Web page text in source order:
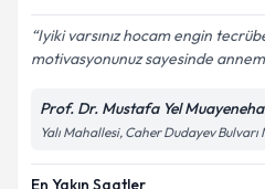
Iyiki varsınız hocam engin
motivasyonunuz sayesinde
Prof. Dr. Mustafa Yel
Yalı Mahallesi, Caher Dudayev Bulvarı
En Yakın Saatler